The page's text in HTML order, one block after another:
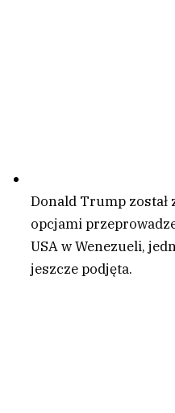
Donald Trump
opcjami
USA w Wenezueli,
jeszcze podjęta.